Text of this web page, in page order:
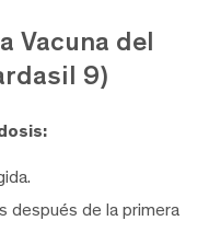
Vacuna del
9)
después de la primera